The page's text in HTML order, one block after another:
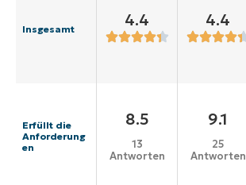
Insgesamt 4.4 4.4
Erfüllt die
Anforderung
en
8.5
13
Antworten
9.1
25
Antworten